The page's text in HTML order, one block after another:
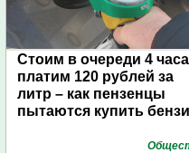
Стоим в очереди 4
платим 120 рублей за
литр – как пензенцы
пытаются купить